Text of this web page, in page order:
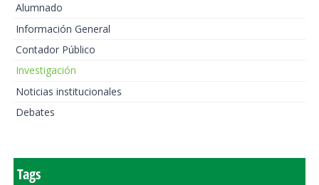
Alumnado
Información General
Contador Público
Investigación
Noticias institucionales
Debates
Tags